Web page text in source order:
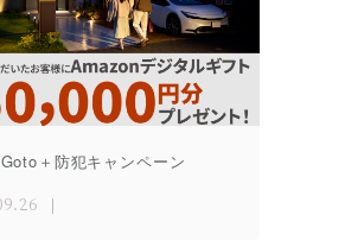
＋防犯キャンペーン